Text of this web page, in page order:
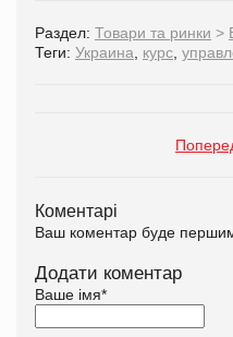
Раздел: Товари та ринки >
Теги: Украина, курс,
Коментарі
Ваш коментар буде
Додати коментар
Ваше імя*